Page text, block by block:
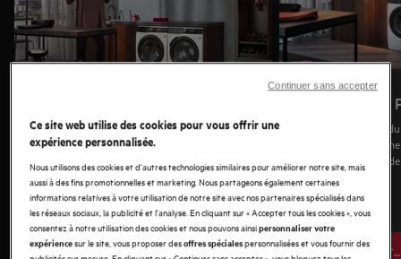
AbsoluteCare® Pro assure un séchage optimal
tout en économisant du temps et de l'énergie.
ou une faible consommation d'énergie.
Voir les appareils
AbsoluteCare®
Scanne à l’intérieur
taux d’humidité.
duvets sont séchés
restent moelleux.
Voir les
Ce site web utilise des cookies pour vous offrir une
expérience personnalisée.
Nous utilisons des cookies et d'autres technologies similaires pour améliorer notre site, mais
aussi à des fins promotionnelles et marketing. Nous partageons également certaines
informations relatives à votre utilisation de notre site avec nos partenaires spécialisés dans
les réseaux sociaux, la publicité et l'analyse. En cliquant sur « Accepter tous les cookies », vous
consentez à notre utilisation des cookies et nous pouvons ainsipersonnaliser votre
expériencesur le site, vous proposer desoffres spécialespersonnalisées et vous fournir des
Continuer sans accepter